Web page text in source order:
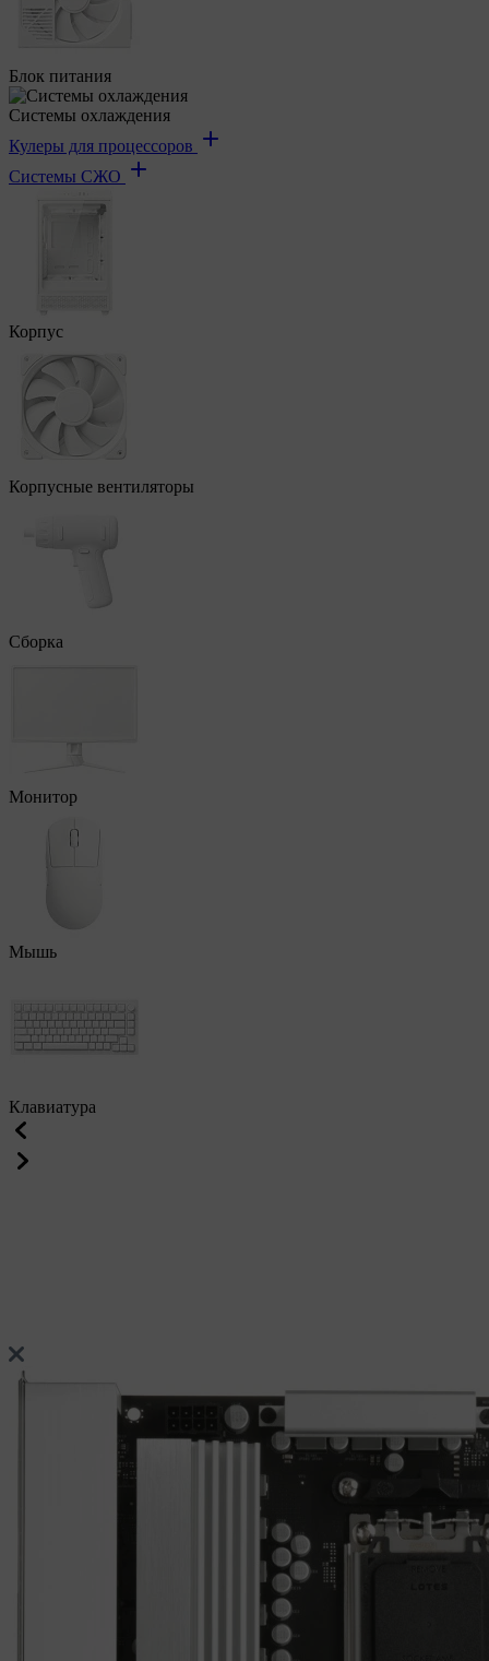
Блок питания
Системы охлаждения
Кулеры для процессоров
Системы СЖО
Корпус
Корпусные вентиляторы
Сборка
Монитор
Мышь
Клавиатура